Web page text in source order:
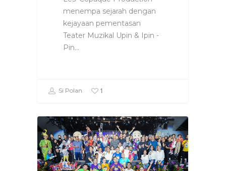
menempa sejarah dengan
kejayaan pementasan
Teater Muzikal Upin & Ipin -
Pin…
Si Polan 1